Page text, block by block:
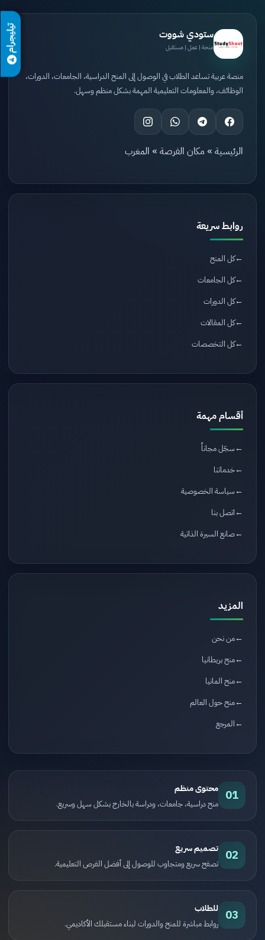
ستودي شووت
منحة | عمل | مستقبل
منصة عربية تساعد الطلاب في الوصول إلى المنح الدراسية، الجامعات، الدورات،
الوظائف، والمعلومات التعليمية المهمة بشكل منظم وسهل.
الرئيسية » مكان الفرصة » المغرب
روابط سريعة
كل المنح
كل الجامعات
كل الدورات
كل المقالات
كل التخصصات
أقسام مهمة
سجّل مجاناً
خدماتنا
سياسة الخصوصية
اتصل بنا
صانع السيرة الذاتية
المزيد
من نحن
منح بريطانيا
منح المانيا
منح حول العالم
المرجع
01 محتوى منظم
منح دراسية، جامعات، ودراسة بالخارج بشكل سهل وسريع.
02 تصميم سريع
تصفح سريع ومتجاوب للوصول إلى أفضل الفرص التعليمية.
03 للطلاب
روابط مباشرة للمنح والدورات لبناء مستقبلك الأكاديمي.
تيليجرام